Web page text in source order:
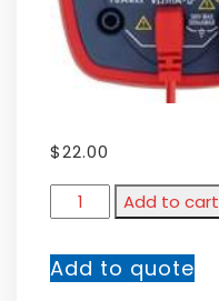
$22.00
Add to cart
Add to quote